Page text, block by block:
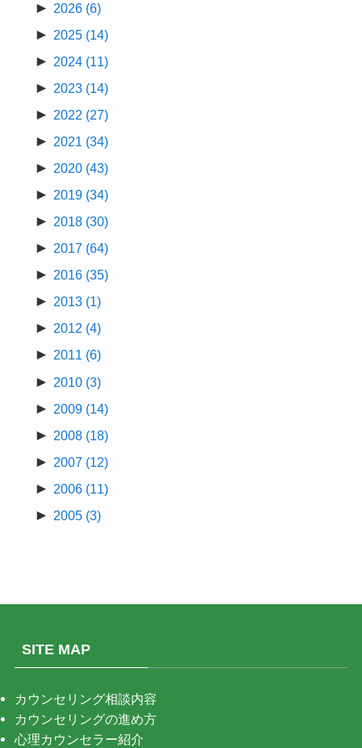
► 2026 (6)
► 2025 (14)
► 2024 (11)
► 2023 (14)
► 2022 (27)
► 2021 (34)
► 2020 (43)
► 2019 (34)
► 2018 (30)
► 2017 (64)
► 2016 (35)
► 2013 (1)
► 2012 (4)
► 2011 (6)
► 2010 (3)
► 2009 (14)
► 2008 (18)
► 2007 (12)
► 2006 (11)
► 2005 (3)
SITE MAP
カウンセリング相談内容
カウンセリングの進め方
心理カウンセラー紹介